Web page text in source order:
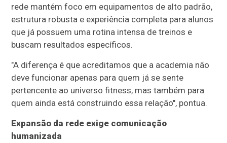
rede mantém foco em equipamentos de alto padrão,
estrutura robusta e experiência completa para alunos
que já possuem uma rotina intensa de treinos e
buscam resultados específicos.
"A diferença é que acreditamos que a academia não
deve funcionar apenas para quem já se sente
pertencente ao universo fitness, mas também para
quem ainda está construindo essa relação", pontua.
Expansão da rede exige comunicação
humanizada